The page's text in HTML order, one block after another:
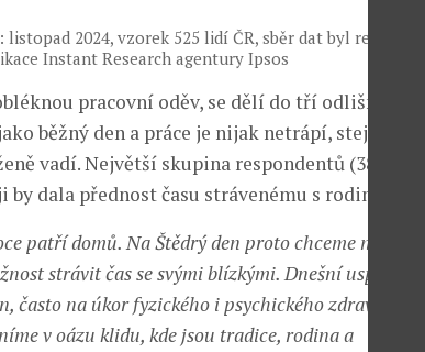
2024, vzorek 525 lidí ČR, sběr dat byl realizován
Instant Research agentury Ipsos
pracovní oděv, se dělí do tří odlišných
běžný den a práce je nijak netrápí, stejnému
vadí. Největší skupina respondentů (38 %) je
dala přednost času strávenému s rodinou.
patří domů. Na Štědrý den proto chceme našim
strávit čas se svými blízkými. Dnešní uspěchaná
často na úkor fyzického i psychického zdraví. Na
v oázu klidu, kde jsou tradice, rodina a